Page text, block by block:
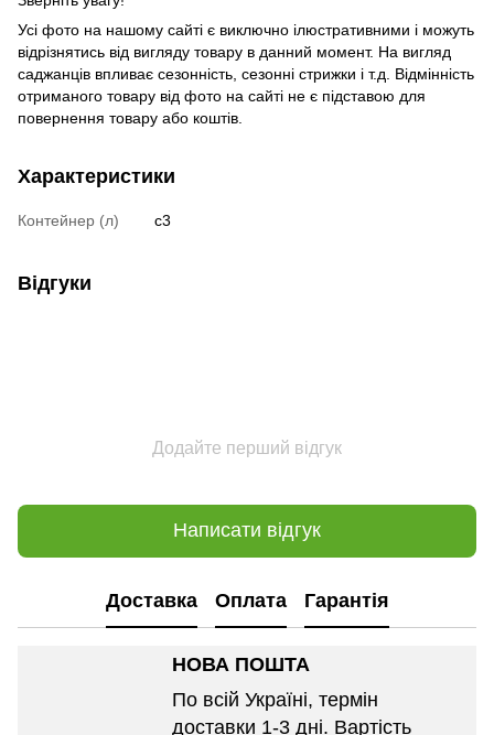
Усі фото на нашому сайті є виключно ілюстративними і можуть
відрізнятись від вигляду товару в данний момент. На вигляд
саджанців впливає сезонність, сезонні стрижки і т.д. Відмінність
отриманого товару від фото на сайті не є підставою для
повернення товару або коштів.
Характеристики
Контейнер (л) c3
Відгуки
Додайте перший відгук
Написати відгук
Доставка Оплата Гарантія
НОВА ПОШТА
По всій Україні, термін
доставки 1-3 дні. Вартість